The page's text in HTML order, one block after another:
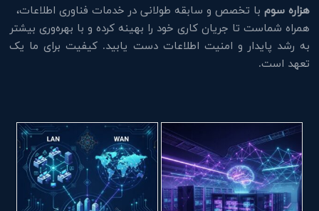
هزاره سوم با تخصص و سابقه طولانی در خدمات فناوری اطلاعات،
همراه شماست تا جریان کاری خود را بهینه کرده و با بهره‌وری بیشتر
به رشد پایدار و امنیت اطلاعات دست یابید. کیفیت برای ما یک
تعهد است.